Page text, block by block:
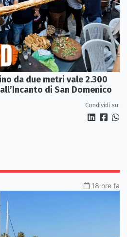
da due metri vale 2.300
di San Domenico
Condividi su:
18 ore fa